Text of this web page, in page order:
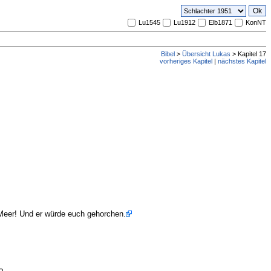
Lu1545 Lu1912 Elb1871 KonNT
Bibel > Übersicht Lukas > Kapitel 17
vorheriges Kapitel | nächstes Kapitel
Und er würde euch gehorchen.